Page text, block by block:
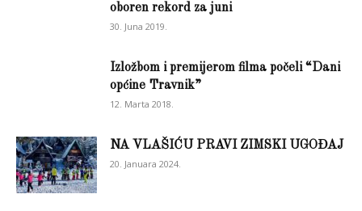
oboren rekord za juni
30. Juna 2019.
Izložbom i premijerom filma počeli “Dani
općine Travnik”
12. Marta 2018.
NA VLAŠIĆU PRAVI ZIMSKI UGOĐAJ
20. Januara 2024.